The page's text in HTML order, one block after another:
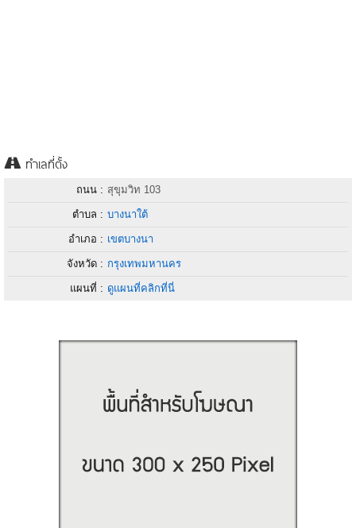
ทำเลที่ตั้ง
ถนน : สุขุมวิท 103
ตำบล : บางนาใต้
อำเภอ : เขตบางนา
จังหวัด : กรุงเทพมหานคร
แผนที่ : ดูแผนที่คลิกที่นี่